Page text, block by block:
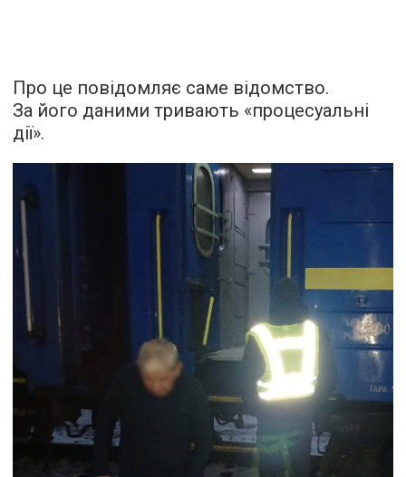
Про це повідомляє саме відомство.
За його даними тривають «процесуальні
дії».